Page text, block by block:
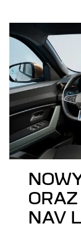
NAV